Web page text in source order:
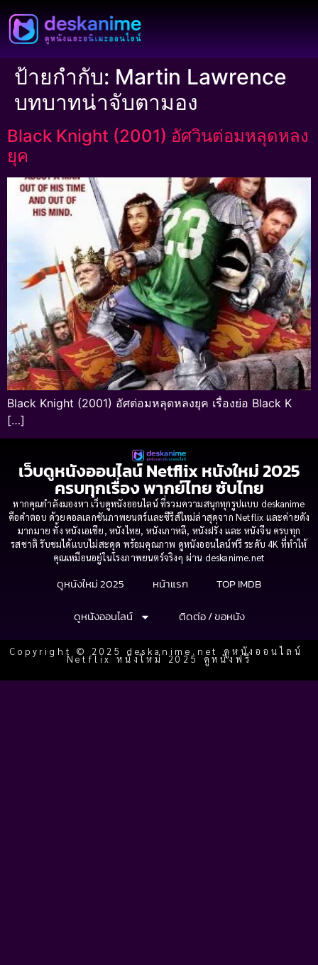
ป้ายกำกับ: Martin Lawrence
บทบาทน่าจับตามอง
Black Knight (2001) อัศวินต่อมหลุดหลง
ยุค
Black Knight (2001) อัศต่อมหลุดหลงยุค เรื่องย่อ Black K
[…]
เว็บดูหนังออนไลน์ Netflix หนังใหม่ 2025
ครบทุกเรื่อง พากย์ไทย ซับไทย
หากคุณกำลังมองหา เว็บดูหนังออนไลน์ ที่รวมความสนุกทุกรูปแบบ deskanime
คือคำตอบ ด้วยคอลเลกชันภาพยนตร์และซีรีส์ใหม่ล่าสุดจาก Netflix และค่ายดัง
มากมาย ทั้ง หนังเอเชีย, หนังไทย, หนังเกาหลี, หนังฝรั่ง และ หนังจีน ครบทุก
รสชาติ รับชมได้แบบไม่สะดุด พร้อมคุณภาพ ดูหนังออนไลน์ฟรี ระดับ 4K ที่ทำให้
คุณเหมือนอยู่ในโรงภาพยนตร์จริงๆ ผ่าน deskanime.net
ดูหนังใหม่ 2025 หน้าแรก
TOP IMDB
ดูหนังออนไลน์
ติดต่อ / ขอหนัง
Copyright © 2025 deskanime.net ดูหนังออนไลน์
Netflix หนังใหม่ 2025 ดูหนังฟรี